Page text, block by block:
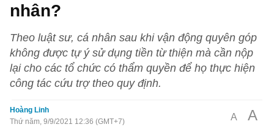
nhân?
Theo luật sư, cá nhân sau khi vận động quyên góp
không được tự ý sử dụng tiền từ thiện mà cần nộp
lại cho các tổ chức có thẩm quyền để họ thực hiện
công tác cứu trợ theo quy định.
Hoàng Linh
Thứ năm, 9/9/2021 12:36 (GMT+7)
A A